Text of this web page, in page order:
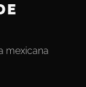
mexicana